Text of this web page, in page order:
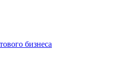
бизнеса